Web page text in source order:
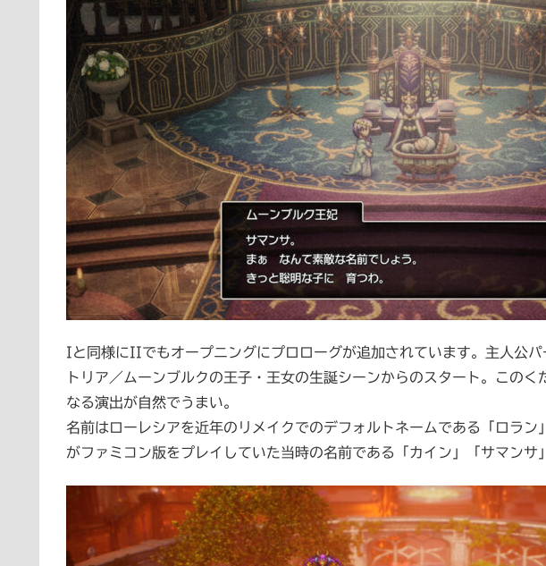
Iと同様にIIでもオープニングにプロローグが追加されています。主人公
トリア／ムーンブルクの王子・王女の生誕シーンからのスタート。この
なる演出が自然でうまい。
名前はローレシアを近年のリメイクでのデフォルトネームである「ロラン
がファミコン版をプレイしていた当時の名前である「カイン」「サマンサ